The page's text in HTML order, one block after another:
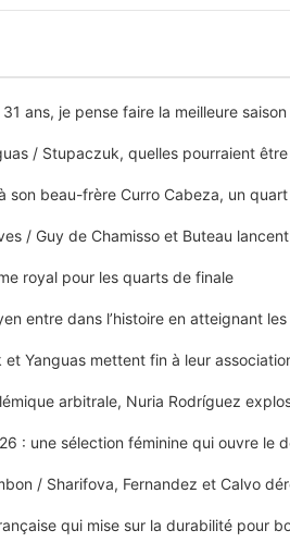
ans, je pense faire la meilleure
/ Stupaczuk, quelles pourraient
son beau-frère Curro Cabeza, un
/ Guy de Chamisso et Buteau
royal pour les quarts de finale
entre dans l’histoire en atteignant
et Yanguas mettent fin à leur
arbitrale, Nuria Rodríguez
: une sélection féminine qui ouvre le
/ Sharifova, Fernandez et Calvo
qui mise sur la durabilité pour